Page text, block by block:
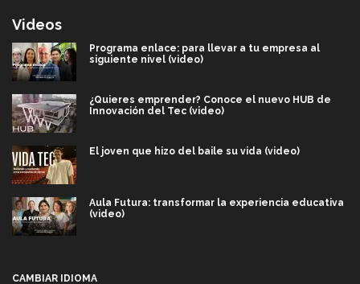
Videos
Programa enlace: para llevar a tu empresa al
siguiente nivel (video)
¿Quieres emprender? Conoce el nuevo HUB de
Innovación del Tec (video)
El joven que hizo del baile su vida (video)
Aula Futura: transformar la experiencia educativa
(video)
CAMBIAR IDIOMA